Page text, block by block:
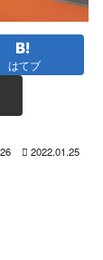
はてブ
2022.01.25